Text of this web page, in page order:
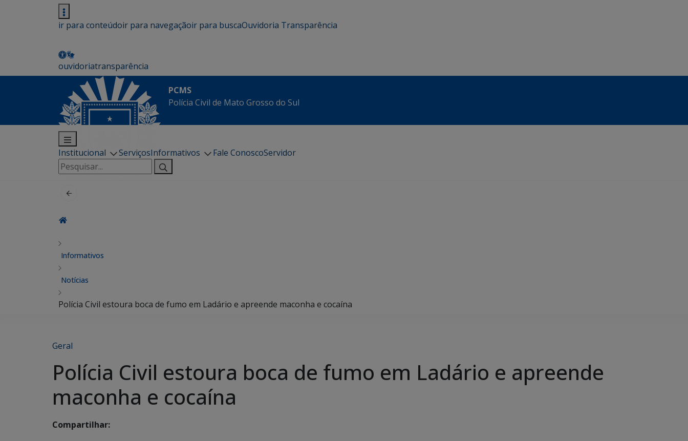
ir para conteúdoir para navegaçãoir para buscaOuvidoria Transparência
ouvidoriatransparência
PCMS
Polícia Civil de Mato Grosso do Sul
Institucional ServiçosInformativos Fale ConoscoServidor
Pesquisar
por:
Informativos
Notícias
Polícia Civil estoura boca de fumo em Ladário e apreende maconha e cocaína
Geral
Polícia Civil estoura boca de fumo em Ladário e apreende
maconha e cocaína
Compartilhar: